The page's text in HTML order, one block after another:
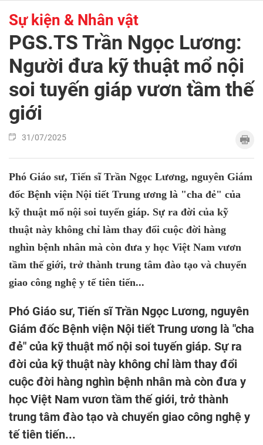
Sự kiện & Nhân vật
PGS.TS Trần Ngọc Lương:
Người đưa kỹ thuật mổ nội
soi tuyến giáp vươn tầm thế
giới
31/07/2025
Phó Giáo sư, Tiến sĩ Trần Ngọc Lương, nguyên Giám
đốc Bệnh viện Nội tiết Trung ương là "cha đẻ" của
kỹ thuật mổ nội soi tuyến giáp. Sự ra đời của kỹ
thuật này không chỉ làm thay đổi cuộc đời hàng
nghìn bệnh nhân mà còn đưa y học Việt Nam vươn
tầm thế giới, trở thành trung tâm đào tạo và chuyển
giao công nghệ y tế tiên tiến...
Phó Giáo sư, Tiến sĩ Trần Ngọc Lương, nguyên
Giám đốc Bệnh viện Nội tiết Trung ương là "cha
đẻ" của kỹ thuật mổ nội soi tuyến giáp. Sự ra
đời của kỹ thuật này không chỉ làm thay đổi
cuộc đời hàng nghìn bệnh nhân mà còn đưa y
học Việt Nam vươn tầm thế giới, trở thành
trung tâm đào tạo và chuyển giao công nghệ y
tế tiên tiến...